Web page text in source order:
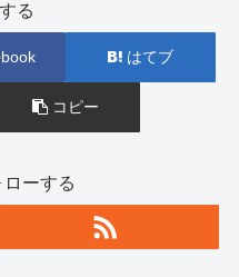
る
はてブ
コピー
ーする